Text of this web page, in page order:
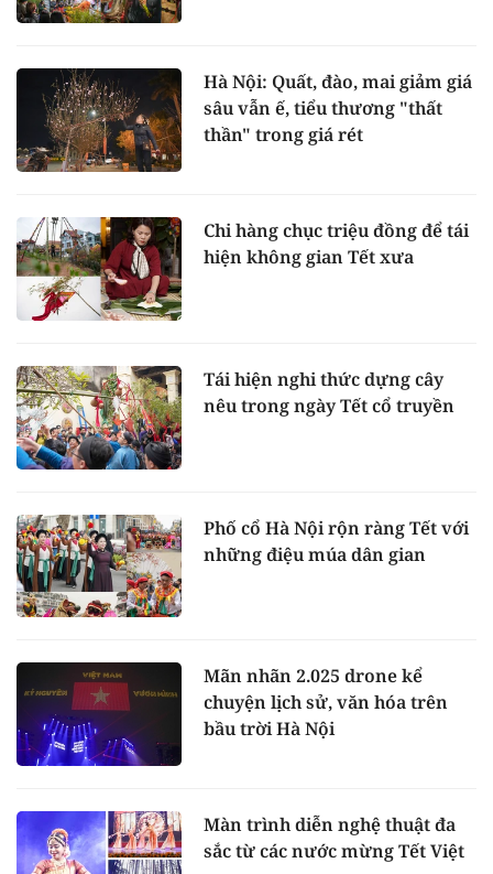
Hà Nội: Quất, đào, mai giảm giá
sâu vẫn ế, tiểu thương "thất
thần" trong giá rét
Chi hàng chục triệu đồng để tái
hiện không gian Tết xưa
Tái hiện nghi thức dựng cây
nêu trong ngày Tết cổ truyền
Phố cổ Hà Nội rộn ràng Tết với
những điệu múa dân gian
Mãn nhãn 2.025 drone kể
chuyện lịch sử, văn hóa trên
bầu trời Hà Nội
Màn trình diễn nghệ thuật đa
sắc từ các nước mừng Tết Việt